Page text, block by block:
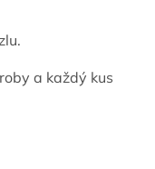
a každý kus